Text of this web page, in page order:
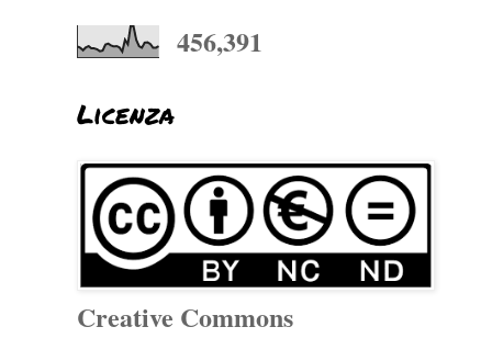
456,391
Licenza
Creative Commons